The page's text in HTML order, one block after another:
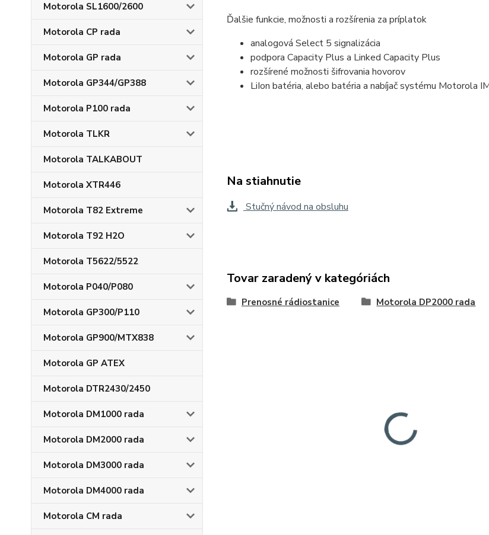
Motorola SL1600/2600
Motorola CP rada
Motorola GP rada
Motorola GP344/GP388
Motorola P100 rada
Motorola TLKR
Motorola TALKABOUT
Motorola XTR446
Motorola T82 Extreme
Motorola T92 H2O
Motorola T5622/5522
Motorola P040/P080
Motorola GP300/P110
Motorola GP900/MTX838
Motorola GP ATEX
Motorola DTR2430/2450
Motorola DM1000 rada
Motorola DM2000 rada
Motorola DM3000 rada
Motorola DM4000 rada
Motorola CM rada
Ďalšie funkcie, možnosti a rozšírenia za príplatok
analogová Select 5 signalizácia
podpora Capacity Plus a Linked Capacity Plus
rozšírené možnosti šifrovania hovorov
LiIon batéria, alebo batéria a nabíjač systému Motorola
Na stiahnutie
Stučný návod na obsluhu
Tovar zaradený v kategóriách
Prenosné rádiostanice Motorola DP2000 rada